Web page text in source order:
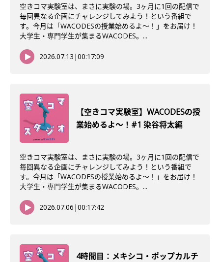
空きコマ実験室は、まさに実験の場。3ヶ月に1回の配信で
毎回異なる企画にチャレンジしてみよう！という番組で
す。今月は「WACODESの授業始めるよ～！」をお届け！
大学生・専門学生が集まるWACODES。...
2026.07.13 |00:17:09
【空きコマ実験室】WACODESの授
業始めるよ～！#1 染谷将太編
空きコマ実験室は、まさに実験の場。3ヶ月に1回の配信で
毎回異なる企画にチャレンジしてみよう！という番組で
す。今月は「WACODESの授業始めるよ～！」をお届け！
大学生・専門学生が集まるWACODES。...
2026.07.06 |00:17:42
4時間目：メキシコ・ポップカルチ